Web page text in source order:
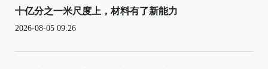
十亿分之一米尺度上，材料有了新能力
2026-08-05 09:26